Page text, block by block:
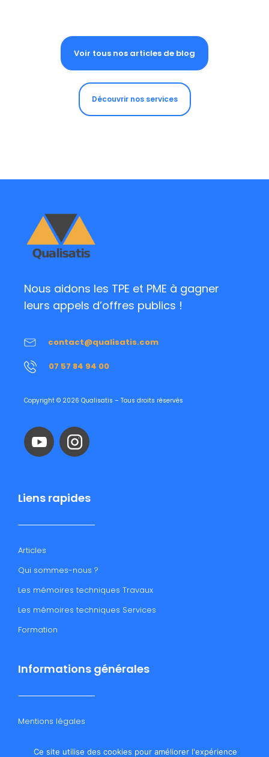
Voir tous nos articles de blog
Découvrir nos services
Nous aidons les TPE et PME à gagner
leurs appels d’offres publics !
contact@qualisatis.com
07 57 84 94 00
Copyright © 2026 Qualisatis – Tous droits réservés
Liens rapides
Articles
Qui sommes-nous ?
Les mémoires techniques Travaux
Les mémoires techniques Services
Formation
Informations générales
Mentions légales
Ce site utilise des cookies pour améliorer l'expérience